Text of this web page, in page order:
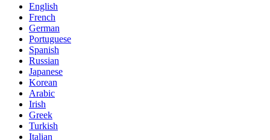
English
French
German
Portuguese
Spanish
Russian
Japanese
Korean
Arabic
Irish
Greek
Turkish
Italian